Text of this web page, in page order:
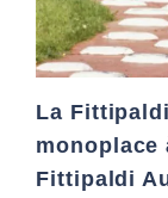
La
monoplace
Fittipaldi